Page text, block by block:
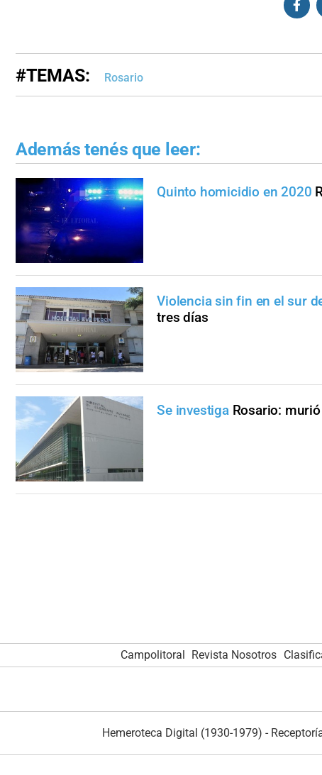
#TEMAS: Rosario
Además tenés que leer:
Quinto homicidio en 2020
Violencia sin fin en el sur
tres días
Se investiga Rosario:
Campolitoral Revista Nosotros
Hemeroteca Digital (1930-1979) -